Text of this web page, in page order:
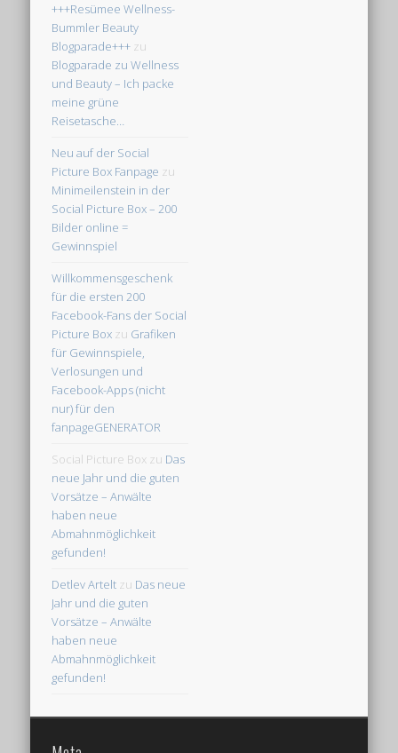
+++Resümee Wellness-
Bummler Beauty
Blogparade+++ zu
Blogparade zu Wellness
und Beauty – Ich packe
meine grüne
Reisetasche…
Neu auf der Social
Picture Box Fanpage zu
Minimeilenstein in der
Social Picture Box – 200
Bilder online =
Gewinnspiel
Willkommensgeschenk
für die ersten 200
Facebook-Fans der Social
Picture Box zu Grafiken
für Gewinnspiele,
Verlosungen und
Facebook-Apps (nicht
nur) für den
fanpageGENERATOR
Social Picture Box zu Das
neue Jahr und die guten
Vorsätze – Anwälte
haben neue
Abmahnmöglichkeit
gefunden!
Detlev Artelt zu Das neue
Jahr und die guten
Vorsätze – Anwälte
haben neue
Abmahnmöglichkeit
gefunden!